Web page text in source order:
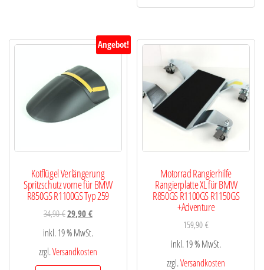
Angebot!
Kotflügel Verlängerung
Spritzschutz vorne für BMW
R850GS R1100GS Typ 259
34,90€29,90€
inkl. 19 % MwSt.
zzgl.Versandkosten
Motorrad Rangierhilfe
Rangierplatte XL für BMW
R850GS R1100GS R1150GS
+Adventure
159,90€
inkl. 19 % MwSt.
zzgl.Versandkosten